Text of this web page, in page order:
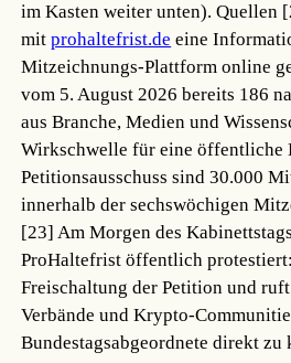
im Kasten weiter unten).Quellen
mitprohaltefrist.de eine
Mitzeichnungs-Plattform online
vom 5. August 2026 bereits 186
aus Branche, Medien und
Wirkschwelle für eine öffentliche
Petitionsausschuss sind 30.000
innerhalb der sechswöchigen
[23] Am Morgen des
ProHaltefrist öffentlich
Freischaltung der Petition und
Verbände und Krypto-
Bundestagsabgeordnete direkt zu